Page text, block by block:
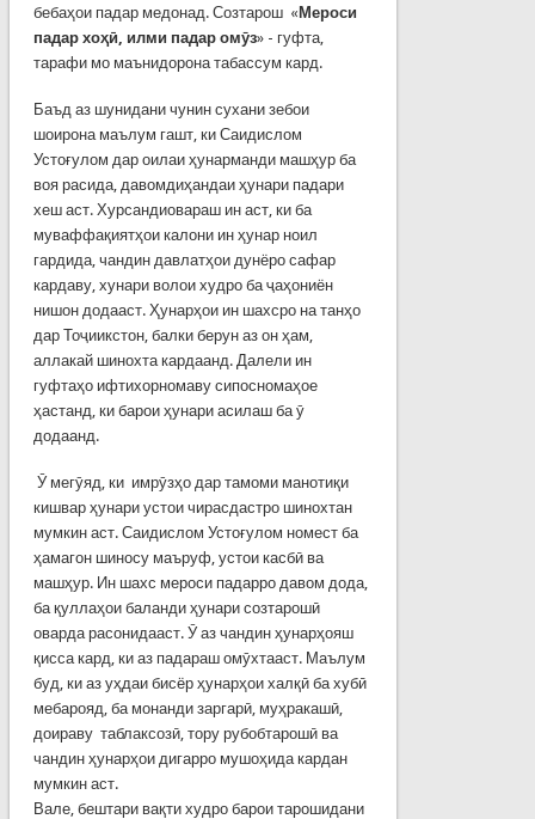
бебаҳои падар медонад. Созтарош «Мероси
падар хоҳӣ , илми падар омӯз» - гуфта,
тарафи мо маънидорона табассум кард.
Баъд аз шунидани чунин сухани зебои
шоирона маълум гашт, ки Саидислом
Устоғулом дар оилаи ҳунарманди машҳур ба
воя расида, давомдиҳандаи ҳунари падари
хеш аст. Хурсандиовараш ин аст, ки ба
муваффақиятҳои калони ин ҳунар ноил
гардида, чандин давлатҳои дунёро сафар
кардаву, хунари волои худро ба ҷаҳониён
нишон додааст. Ҳунарҳои ин шахсро на танҳо
дар Тоҷиикстон, балки берун аз он ҳам,
аллакай шинохта кардаанд. Далели ин
гуфтаҳо ифтихорномаву сипосномаҳое
ҳастанд, ки барои ҳунари асилаш ба ӯ
додаанд.
Ӯ мегӯяд, ки имрӯзҳо дар тамоми манотиқи
кишвар ҳунари устои чирасдастро шинохтан
мумкин аст. Саидислом Устоғулом номест ба
ҳамагон шиносу маъруф, устои касбӣ ва
машҳур. Ин шахс мероси падарро давом дода,
ба қуллаҳои баланди ҳунари созтарошӣ
оварда расонидааст. Ӯ аз чандин ҳунарҳояш
қисса кард, ки аз падараш омӯхтааст. Маълум
буд, ки аз уҳдаи бисёр ҳунарҳои халқӣ ба хубӣ
мебарояд, ба монанди заргарӣ, муҳракашӣ,
доираву таблаксозӣ, тору рубобтарошӣ ва
чандин ҳунарҳои дигарро мушоҳида кардан
мумкин аст.
Вале, бештари вақти худро барои тарошидани